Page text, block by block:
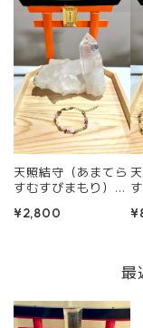
天照結守（あまてら
すむすびまもり）ブ
が編む浄化と太陽の
¥2,800
最